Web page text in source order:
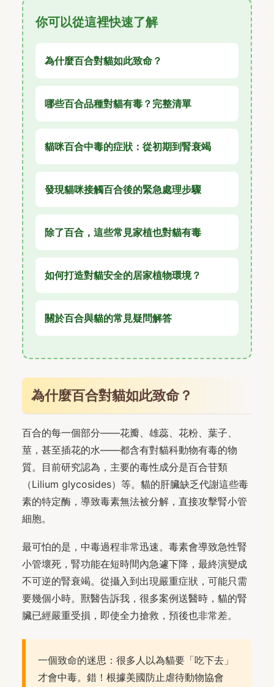
你可以從這裡快速了解
為什麼百合對貓如此致命？
哪些百合品種對貓有毒？完整清單
貓咪百合中毒的症狀：從初期到腎衰竭
發現貓咪接觸百合後的緊急處理步驟
除了百合，這些常見家植也對貓有毒
如何打造對貓安全的居家植物環境？
關於百合與貓的常見疑問解答
為什麼百合對貓如此致命？
百合的每一個部分——花瓣、雄蕊、花粉、葉子、
莖，甚至插花的水——都含有對貓科動物有毒的物
質。目前研究認為，主要的毒性成分是百合苷類
（Lilium glycosides）等。貓的肝臟缺乏代謝這些毒
素的特定酶，導致毒素無法被分解，直接攻擊腎小管
細胞。
最可怕的是，中毒過程非常迅速。毒素會導致急性腎
小管壞死，腎功能在短時間內急遽下降，最終演變成
不可逆的腎衰竭。從攝入到出現嚴重症狀，可能只需
要幾個小時。獸醫告訴我，很多案例送醫時，貓的腎
臟已經嚴重受損，即使全力搶救，預後也非常差。
一個致命的迷思：很多人以為貓要「吃下去」
才會中毒。錯！根據美國防止虐待動物協會